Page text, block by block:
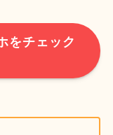
をチェック